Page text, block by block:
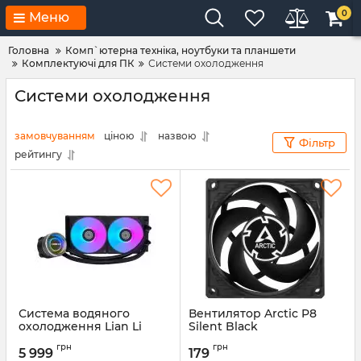
Меню 0
Головна
Комп`ютерна техніка, ноутбуки та планшети
Комплектуючі для ПК
Системи охолодження
Системи охолодження
замовчуванням ціною
назвою
рейтингу
Фільтр
Система водяного
охолодження Lian Li
Black (G89.GA2T24B.00)
5 999 грн
Вентилятор Arctic P8
Silent Black
Артикул:
179 грн